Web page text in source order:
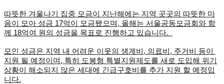
따뜻한 겨울나기 집중 모금이 지난해에는 지역 곳곳의 따뜻한 마
음이 모아 성금 17억이 모금됐으며, 올해는 서울공동모금회와 함
께 18억여 원의 성금을 목표로 진행하고 있습니다.
모인 성금은 지역 내 어려운 이웃의 생계비, 의료비, 주거비 등이
지원 될 예정이며, 특히 도봉형 특별지원제도를 새로 도입해 위기
상황이 해소되지 않은 세대에 긴급구호비를 추가 지원 할 예정입
니다.